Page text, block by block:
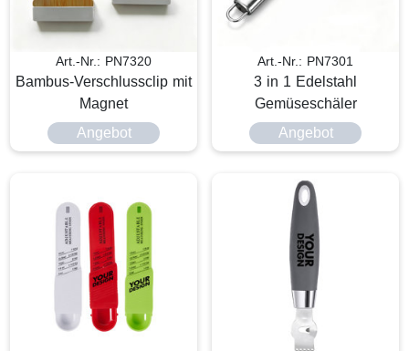
Art.-Nr.: PN7320
Bambus-Verschlussclip mit
Magnet
Angebot
Art.-Nr.: PN7301
3 in 1 Edelstahl
Gemüseschäler
Angebot